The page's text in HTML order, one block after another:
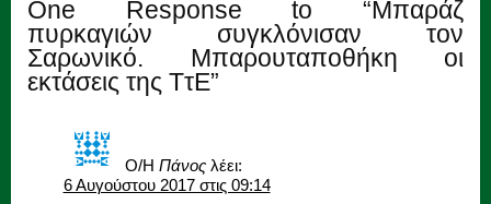
One Response to “Μπαράζ
πυρκαγιών συγκλόνισαν τον
Σαρωνικό. Μπαρουταποθήκη οι
εκτάσεις της ΤτΕ”
Ο/Η Πάνος λέει:
6 Αυγούστου 2017 στις 09:14